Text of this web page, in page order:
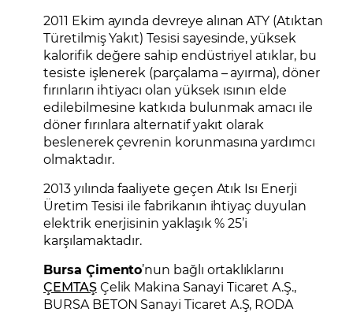
2011 Ekim ayında devreye alınan ATY (Atıktan
Türetilmiş Yakıt) Tesisi sayesinde, yüksek
kalorifik değere sahip endüstriyel atıklar, bu
tesiste işlenerek (parçalama – ayırma), döner
fırınların ihtiyacı olan yüksek ısının elde
edilebilmesine katkıda bulunmak amacı ile
döner fırınlara alternatif yakıt olarak
beslenerek çevrenin korunmasına yardımcı
olmaktadır.
2013 yılında faaliyete geçen Atık Isı Enerji
Üretim Tesisi ile fabrikanın ihtiyaç duyulan
elektrik enerjisinin yaklaşık % 25’i
karşılamaktadır.
Bursa Çimento’nun bağlı ortaklıklarını
ÇEMTAŞÇelik Makina Sanayi Ticaret A.Ş.,
BURSA BETON Sanayi Ticaret A.Ş, RODA